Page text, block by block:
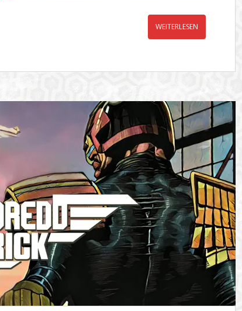
WEITERLESEN